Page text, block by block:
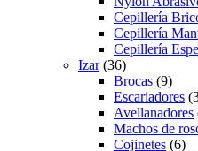
Cepillería
Cepillería
Cepillería
Izar (36)
Brocas (9)
Escariadores
Avellanadores
Machos de
Cojinetes (6)